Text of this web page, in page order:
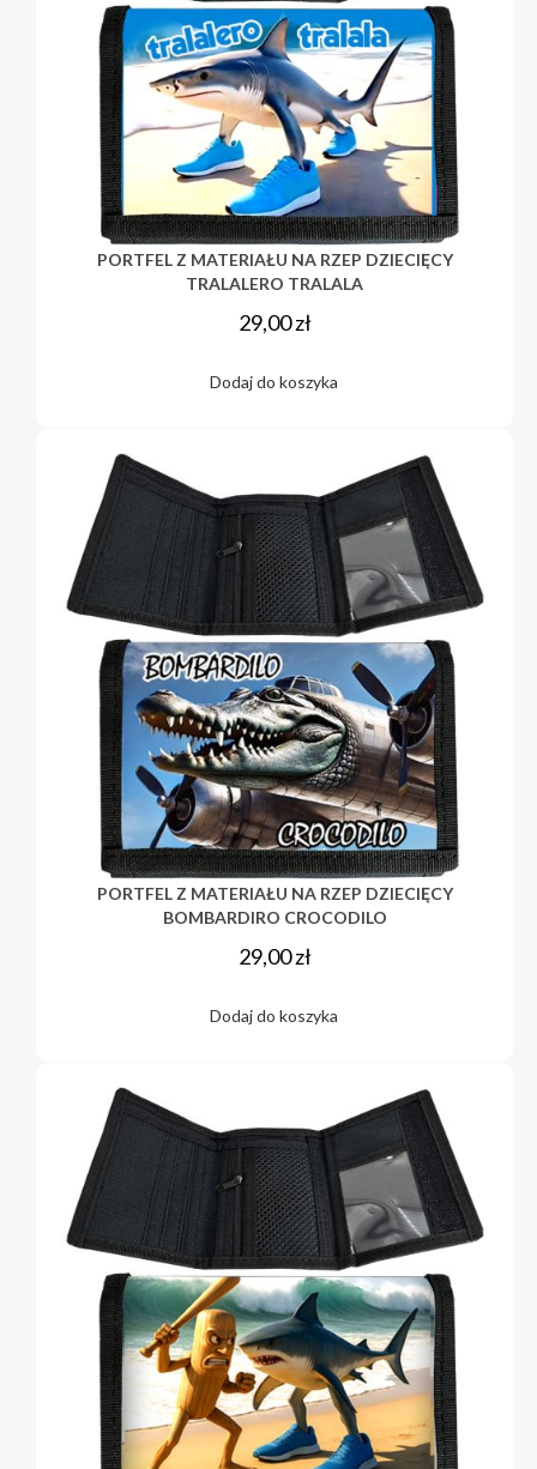
PORTFEL Z MATERIAŁU NA RZEP DZIECIĘCY
TRALALERO TRALALA
29,00zł
Dodaj do koszyka
PORTFEL Z MATERIAŁU NA RZEP DZIECIĘCY
BOMBARDIRO CROCODILO
29,00zł
Dodaj do koszyka